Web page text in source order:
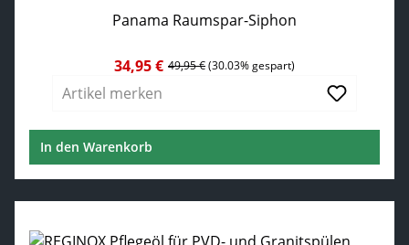
Durchschnittliche Bewertung von 5 von 5 Sternen
Panama Raumspar-Siphon
Verkaufspreis:34,95 € Regulärer Preis:
49,95 €(30.03% gespart)
Artikel merken
In den Warenkorb